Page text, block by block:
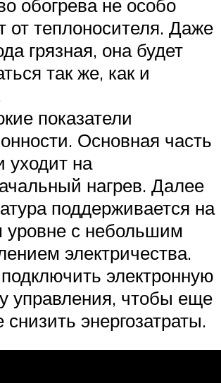
обогрева не особо
от теплоносителя. Даже
грязная, она будет
так же, как и
показатели
Основная часть
уходит на
нагрев. Далее
поддерживается на
уровне с небольшим
электричества.
электронную
управления, чтобы еще
энергозатраты.